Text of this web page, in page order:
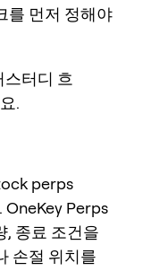
를 먼저 정해야
스터디 흐
.
perps
Perps
, 종료 조건을
손절 위치를